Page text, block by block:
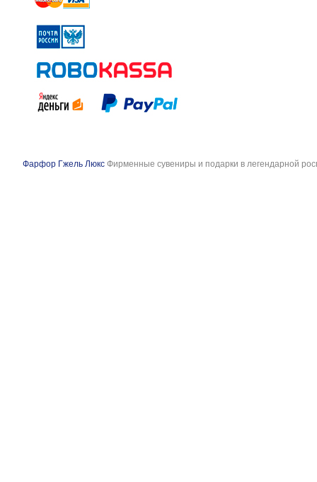
Фарфор Гжель Люкс Фирменные сувениры и подарки в легендарной